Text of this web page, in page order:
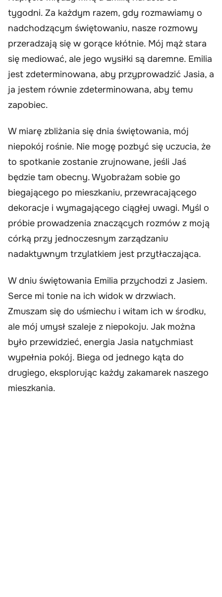
tygodni. Za każdym razem, gdy rozmawiamy o
nadchodzącym świętowaniu, nasze rozmowy
przeradzają się w gorące kłótnie. Mój mąż stara
się mediować, ale jego wysiłki są daremne. Emilia
jest zdeterminowana, aby przyprowadzić Jasia, a
ja jestem równie zdeterminowana, aby temu
zapobiec.
W miarę zbliżania się dnia świętowania, mój
niepokój rośnie. Nie mogę pozbyć się uczucia, że
to spotkanie zostanie zrujnowane, jeśli Jaś
będzie tam obecny. Wyobrażam sobie go
biegającego po mieszkaniu, przewracającego
dekoracje i wymagającego ciągłej uwagi. Myśl o
próbie prowadzenia znaczących rozmów z moją
córką przy jednoczesnym zarządzaniu
nadaktywnym trzylatkiem jest przytłaczająca.
W dniu świętowania Emilia przychodzi z Jasiem.
Serce mi tonie na ich widok w drzwiach.
Zmuszam się do uśmiechu i witam ich w środku,
ale mój umysł szaleje z niepokoju. Jak można
było przewidzieć, energia Jasia natychmiast
wypełnia pokój. Biega od jednego kąta do
drugiego, eksplorując każdy zakamarek naszego
mieszkania.